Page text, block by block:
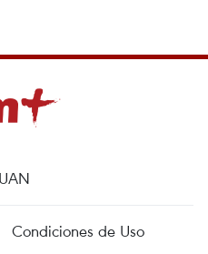
Condiciones de Uso